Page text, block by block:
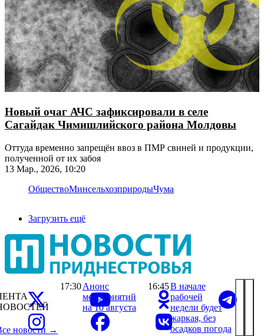
Новый очаг АЧС зафиксировали в селе
Сагайдак Чимишлийского района Молдовы
Оттуда временно запрещён ввоз в ПМР свиней и продукции,
полученной от их забоя
13 Мар., 2026, 10:20
ОбществоМинсельхозприродыЧума
Загрузить ещё
новости →
17:30Анонс
мероприятий
на 10 августа
16:45В начале
рабочей
недели будет
жаркая, без
осадков погода